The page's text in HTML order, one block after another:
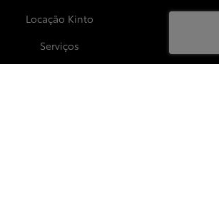
Locação Kinto
Serviços